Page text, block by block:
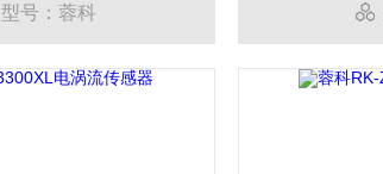
型号：蓉科